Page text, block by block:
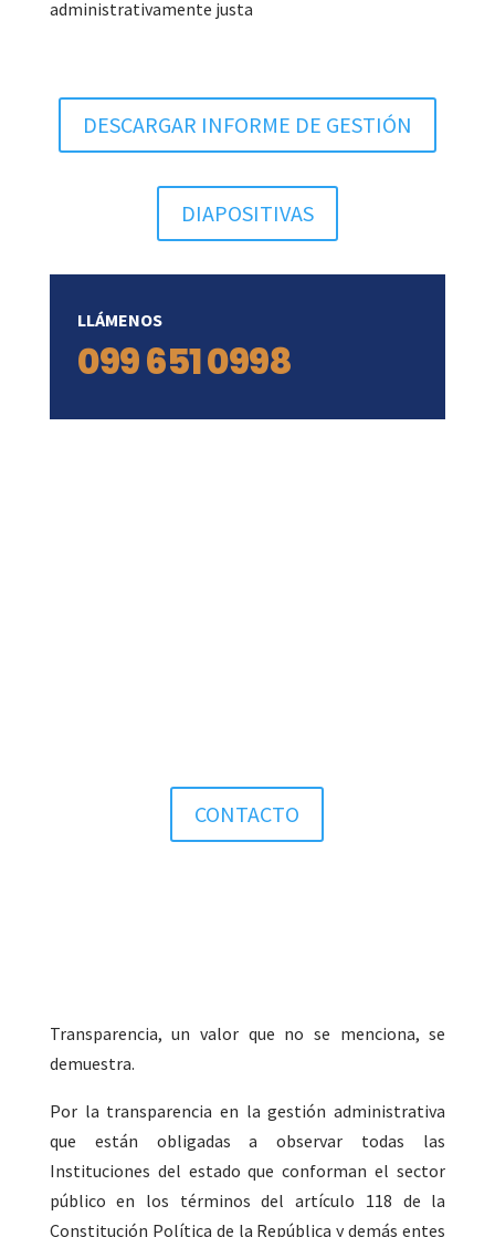
administrativamente justa
DESCARGAR INFORME DE GESTIÓN
DIAPOSITIVAS
LLÁMENOS
099 651 0998
CONTACTO
Transparencia, un valor que no se menciona, se
demuestra.
Por la transparencia en la gestión administrativa
que están obligadas a observar todas las
Instituciones del estado que conforman el sector
público en los términos del artículo 118 de la
Constitución Política de la República y demás entes